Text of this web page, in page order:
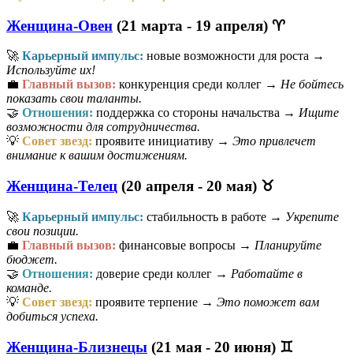
Женщина-Овен (21 марта - 19 апреля) ♈
🚀 Карьерный импульс: новые возможности для роста →
Используйте их!
💼 Главный вызов: конкуренция среди коллег → Не бойтесь
показать свои таланты.
🤝 Отношения: поддержка со стороны начальства → Ищите
возможности для сотрудничества.
💡 Совет звезд: проявите инициативу → Это привлечет
внимание к вашим достижениям.
Женщина-Телец (20 апреля - 20 мая) ♉
🚀 Карьерный импульс: стабильность в работе → Укрепите
свои позиции.
💼 Главный вызов: финансовые вопросы → Планируйте
бюджет.
🤝 Отношения: доверие среди коллег → Работайте в
команде.
💡 Совет звезд: проявите терпение → Это поможет вам
добиться успеха.
Женщина-Близнецы (21 мая - 20 июня) ♊